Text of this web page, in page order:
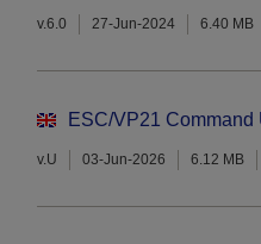
v.6.0 27-Jun-2024 6.40 MB
ESC/VP21 Command
v.U 03-Jun-2026 6.12 MB